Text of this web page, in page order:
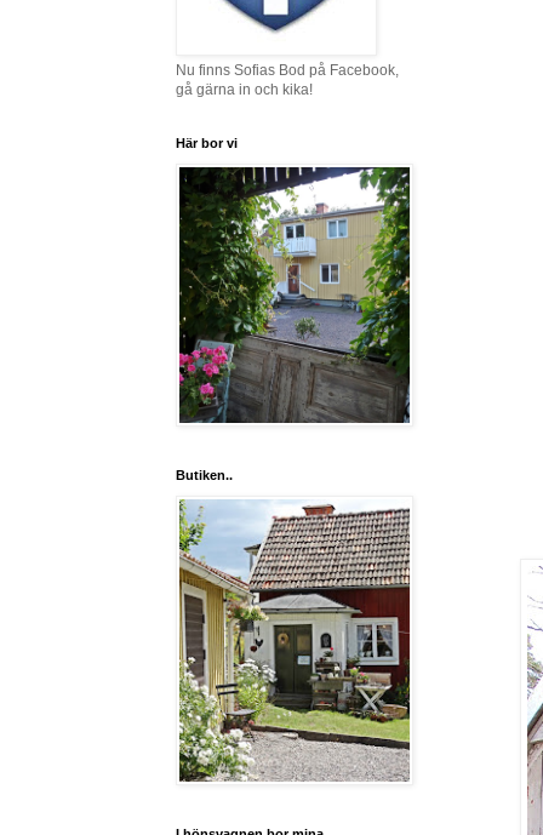
Nu finns Sofias Bod på Facebook,
gå gärna in och kika!
Här bor vi
Butiken..